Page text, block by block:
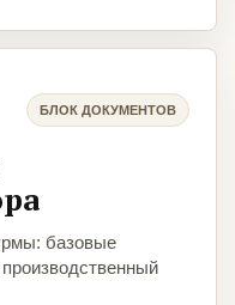
БЛОК ДОКУМЕНТОВ
базовые